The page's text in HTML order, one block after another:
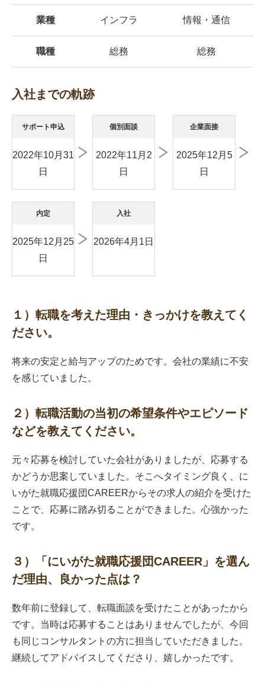
業種 インフラ 情報・通信
職種 総務 総務
入社までの軌跡
サポート申込
2022年10月31
日
個別面談
2022年11月2
日
企業面接
2025年12月5
日
内定
2025年12月25
日
入社
2026年4月1日
１）転職を考えた理由・きっかけを教えてく
ださい。
将来の安定と給与アップのためです。会社の業績に不安
を感じていました。
２）転職活動の当初の希望条件やエピソード
などを教えてください。
元々応募を検討していた会社がありましたが、応募する
かどうか思案していました。そこへタイミング良く、に
いがた就職応援団CAREERからその求人の紹介を受けた
ことで、応募に踏み切ることができました。心強かった
です。
３）「にいがた就職応援団CAREER」を選ん
だ理由、良かった点は？
数年前に登録して、転職面談を受けたことがあったから
です。当時は応募することはありませんでしたが、今回
も同じコンサルタントの方に担当していただきました。
継続してアドバイスしてくださり、嬉しかったです。